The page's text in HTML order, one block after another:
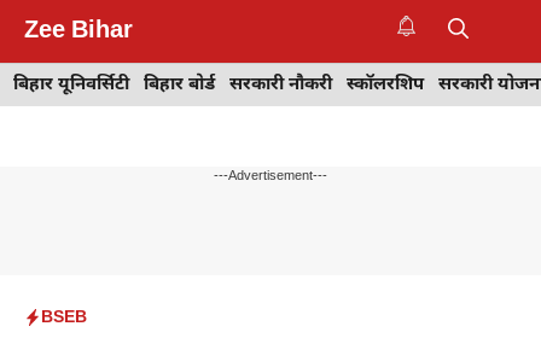
content
Zee Bihar
बिहार यूनिवर्सिटी बिहार बोर्ड सरकारी नौकरी स्कॉलरशिप सरकारी
---Advertisement---
BSEB